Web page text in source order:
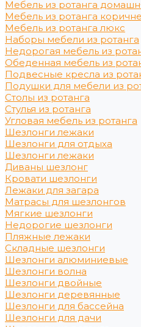
Мебель из ротанга
Мебель из ротанга
Мебель из ротанга люкс
Наборы мебели из ротанга
Недорогая мебель из
Обеденная мебель из
Подвесные кресла из
Подушки для мебели из
Столы из ротанга
Стулья из ротанга
Угловая мебель из ротанга
Шезлонги лежаки
Шезлонги для отдыха
Шезлонги лежаки
Диваны шезлонг
Кровати шезлонги
Лежаки для загара
Матрасы для шезлонгов
Мягкие шезлонги
Недорогие шезлонги
Пляжные лежаки
Складные шезлонги
Шезлонги алюминиевые
Шезлонги волна
Шезлонги двойные
Шезлонги деревянные
Шезлонги для бассейна
Шезлонги для дачи